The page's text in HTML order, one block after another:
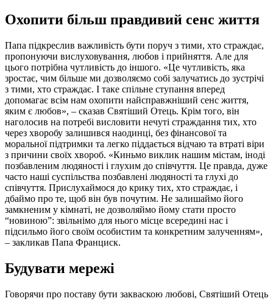
Охопити більш правдивий сенс життя
Папа підкреслив важливість бути поруч з тими, хто страждає,
пропонуючи вислуховування, любов і прийняття. Але для
цього потрібна чутливість до іншого. «Це чутливість, яка
зростає, чим більше ми дозволяємо собі залучатись до зустрічі
з тими, хто страждає. І таке спільне ступання вперед
допомагає всім нам охопити найсправжніший сенс життя,
яким є любов», – сказав Святіший Отець. Крім того, він
наголосив на потребі висловити нечуті страждання тих, хто
через хворобу залишився наодинці, без фінансової та
моральної підтримки та легко піддається відчаю та втраті віри
з причини своїх хвороб. «Киньмо виклик нашим містам, іноді
позбавленим людяності і глухим до співчуття. Це правда, дуже
часто наші суспільства позбавлені людяності та глухі до
співчуття. Прислухаймося до крику тих, хто страждає, і
дбаймо про те, щоб він був почутим. Не залишаймо його
замкненим у кімнаті, не дозволяймо йому стати просто
“новиною”: звільнімо для нього місце всередині нас і
підсильмо його своїм особистим та конкретним залученням»,
– закликав Папа Франциск.
Будувати мережі
Говорячи про поставу бути закваскою любові, Святіший Отець